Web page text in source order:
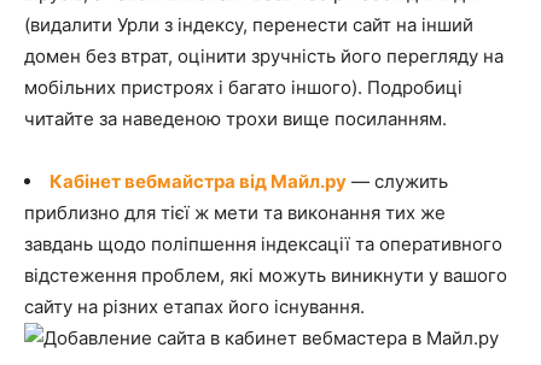
(видалити Урли з індексу, перенести сайт на інший
домен без втрат, оцінити зручність його перегляду на
мобільних пристроях і багато іншого). Подробиці
читайте за наведеною трохи вище посиланням.
Кабінет вебмайстра від Майл.ру — служить
приблизно для тієї ж мети та виконання тих же
завдань щодо поліпшення індексації та оперативного
відстеження проблем, які можуть виникнути у вашого
сайту на різних етапах його існування.